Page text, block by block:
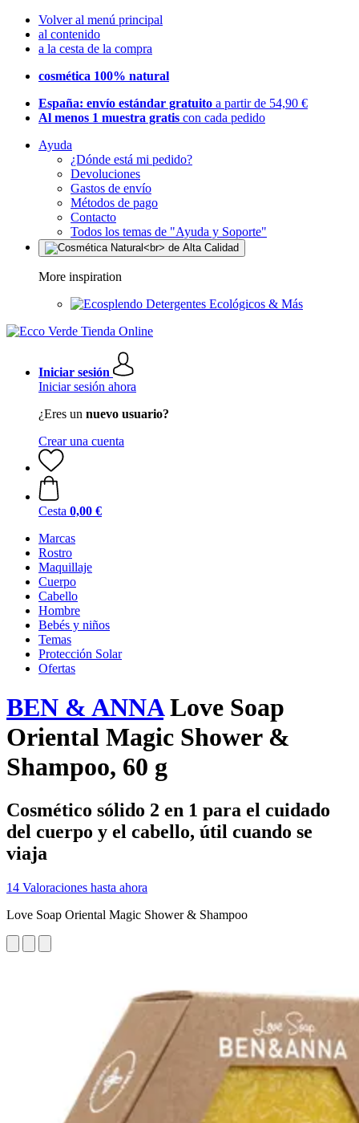
Volver al menú principal
al contenido
a la cesta de la compra
cosmética 100% natural
España: envío estándar gratuito a partir de 54,90 €
Al menos 1 muestra gratis con cada pedido
Ayuda
¿Dónde está mi pedido?
Devoluciones
Gastos de envío
Métodos de pago
Contacto
Todos los temas de "Ayuda y Soporte"
More inspiration
Detergentes Ecológicos & Más
Iniciar sesión
Iniciar sesión ahora
¿Eres un nuevo usuario?
Crear una cuenta
Cesta 0,00 €
Marcas
Rostro
Maquillaje
Cuerpo
Cabello
Hombre
Bebés y niños
Temas
Protección Solar
Ofertas
BEN & ANNALove Soap
Oriental Magic Shower &
Shampoo, 60 g
Cosmético sólido 2 en 1 para el cuidado
del cuerpo y el cabello, útil cuando se
viaja
14 Valoraciones hasta ahora
Love Soap Oriental Magic Shower & Shampoo